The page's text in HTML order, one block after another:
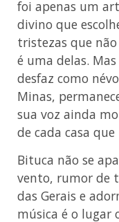
foi apenas um
divino que
tristezas que
é uma delas.
desfaz como
Minas,
sua voz ainda
de cada casa
Bituca não se
vento, rumor de
das Gerais e
música é o lugar